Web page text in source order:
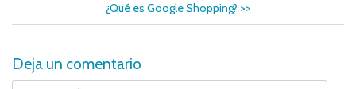
¿Qué es Google Shopping? >>
Deja un comentario